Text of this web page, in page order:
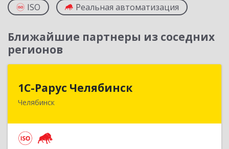
ISO Реальная автоматизация
Ближайшие партнеры из соседних
регионов
1С-Рарус Челябинск
Челябинск
1С-Рарус Челябинск
454091, Челябинская обл, Челябинск г, Труда ул,